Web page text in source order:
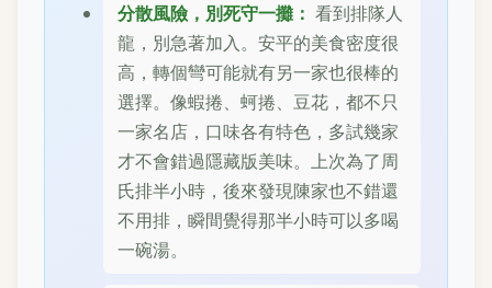
分散風險，別死守一攤： 看到排隊人
龍，別急著加入。安平的美食密度很
高，轉個彎可能就有另一家也很棒的
選擇。像蝦捲、蚵捲、豆花，都不只
一家名店，口味各有特色，多試幾家
才不會錯過隱藏版美味。上次為了周
氏排半小時，後來發現陳家也不錯還
不用排，瞬間覺得那半小時可以多喝
一碗湯。